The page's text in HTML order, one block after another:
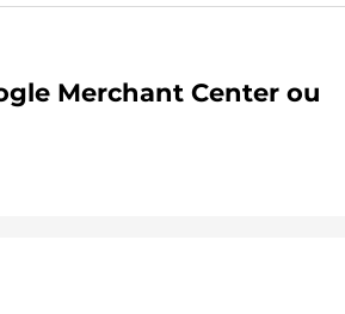
Merchant Center ou